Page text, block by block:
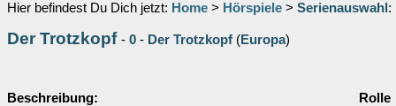
Hier befindest Du Dich jetzt: Home > Hörspiele > Serienauswahl :
Der Trotzkopf - 0 - Der Trotzkopf (Europa)
Beschreibung: Rolle